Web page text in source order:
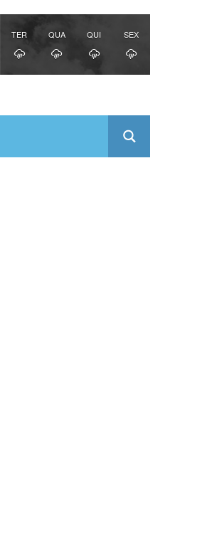
TER QUA QUI SEX